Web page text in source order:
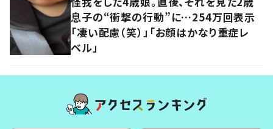
息子の“衝撃の行動”に…254万回表示
「凄い配慮（笑）」「お顔はかなり重症レ
ベル」